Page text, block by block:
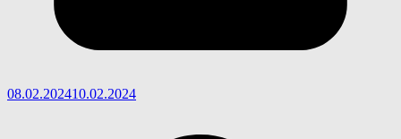
08.02.202410.02.2024